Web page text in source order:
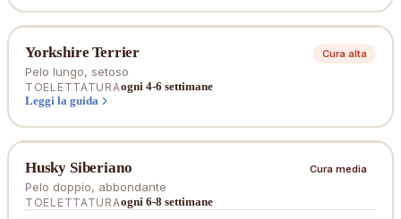
Yorkshire Terrier Cura alta
Pelo lungo, setoso
TOELETTATURAogni 4-6 settimane
Leggi la guida
Husky Siberiano Cura media
Pelo doppio, abbondante
TOELETTATURAogni 6-8 settimane